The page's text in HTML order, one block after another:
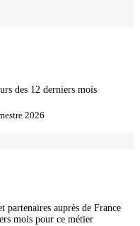
des 12 derniers mois
2026
partenaires auprès de France
mois pour ce métier